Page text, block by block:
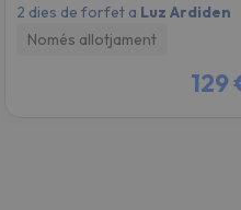
2 dies de forfet a Luz Ardiden
Només allotjament
129